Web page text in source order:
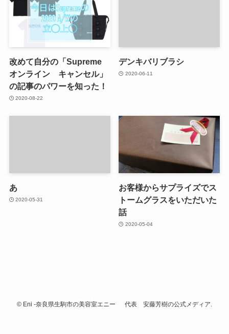
改めて自分の「Supreme
オンライン キャンセル」
の記事のパワーを知った！
2020-08-22
デンキバリブラシ
2020-06-11
あ
2020-05-31
お客様からサプライズでス
トームグラスをいただいた
話
2020-05-04
© Eni -奈良県生駒市の美容室エニー 代表 安藤芳樹の公式メディア.